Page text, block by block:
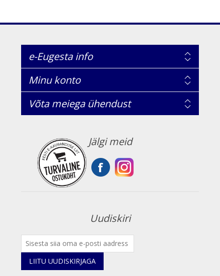
e-Eugesta info
Minu konto
Võta meiega ühendust
Jälgi meid
Uudiskiri
LIITU UUDISKIRJAGA